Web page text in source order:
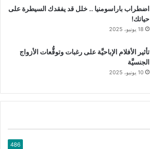
اضطراب باراسومنيا .. خلل قد يفقدك السيطرة على
حياتك!
18 يونيو، 2025
تأثير الأفلام الإباحيَّة على رغبات وتوقُّعات الأزواج
الجنسيَّة
10 يونيو، 2025
486